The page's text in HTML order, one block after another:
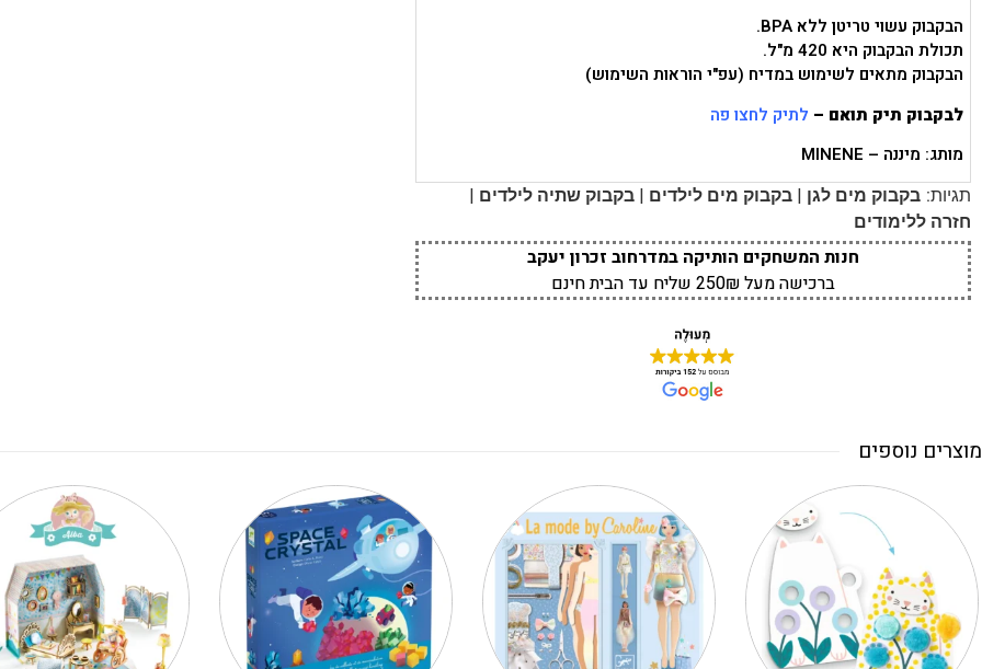
הבקבוק עשוי טריטן ללא BPA.
תכולת הבקבוק היא 420 מ"ל.
הבקבוק מתאים לשימוש במדיח (עפ"י הוראות השימוש)
לבקבוק תיק תואם – לתיק לחצו פה
מותג: מיננה – MINENE
תגיות: בקבוק מים לגן | בקבוק מים לילדים | בקבוק שתיה לילדים |
חזרה ללימודים
חנות המשחקים הותיקה במדרחוב זכרון יעקב
ברכישה מעל 250₪ שליח עד הבית חינם
מוצרים נוספים